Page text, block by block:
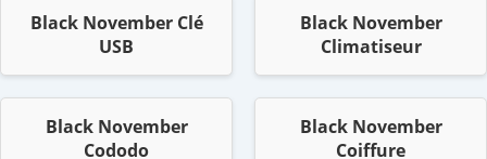
Black November Clé
USB
Black November
Climatiseur
Black November
Cododo
Black November
Coiffure